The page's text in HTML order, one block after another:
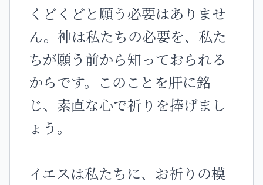
くどくどと願う必要はありませ
ん。神は私たちの必要を、私た
ちが願う前から知っておられる
からです。このことを肝に銘
じ、素直な心で祈りを捧げまし
ょう。
イエスは私たちに、お祈りの模